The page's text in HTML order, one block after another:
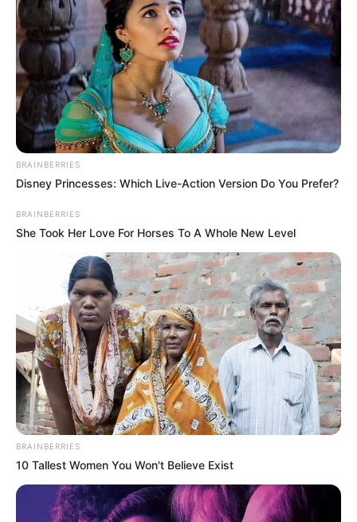
BRAINBERRIES
Disney Princesses: Which Live-Action Version Do You Prefer?
BRAINBERRIES
She Took Her Love For Horses To A Whole New Level
BRAINBERRIES
10 Tallest Women You Won't Believe Exist